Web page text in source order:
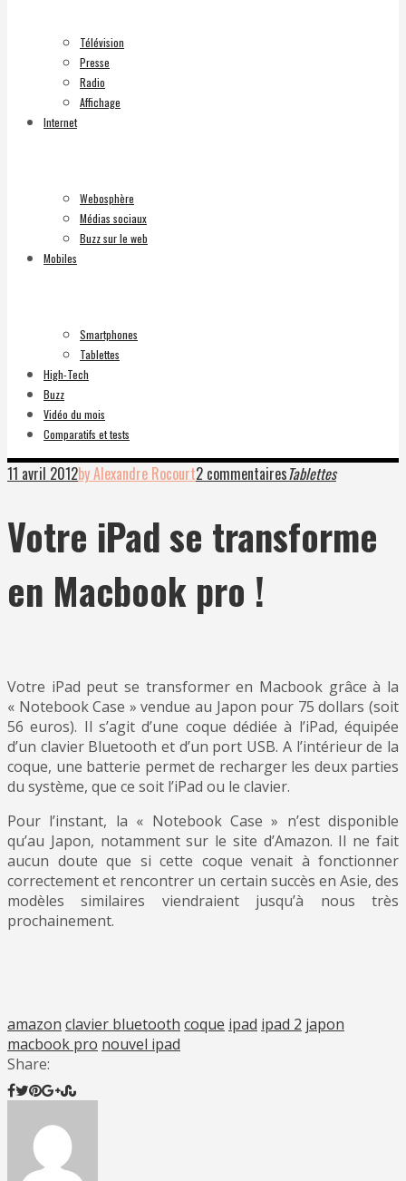
Télévision
Presse
Radio
Affichage
Internet
Webosphère
Médias sociaux
Buzz sur le web
Mobiles
Smartphones
Tablettes
High-Tech
Buzz
Vidéo du mois
Comparatifs et tests
11 avril 2012by Alexandre Rocourt2 commentairesTablettes
Votre iPad se transforme
en Macbook pro !
Votre iPad peut se transformer en Macbook grâce à la
« Notebook Case » vendue au Japon pour 75 dollars (soit
56 euros). Il s’agit d’une coque dédiée à l’iPad, équipée
d’un clavier Bluetooth et d’un port USB. A l’intérieur de la
coque, une batterie permet de recharger les deux parties
du système, que ce soit l’iPad ou le clavier.
Pour l’instant, la « Notebook Case » n’est disponible
qu’au Japon, notamment sur le site d’Amazon. Il ne fait
aucun doute que si cette coque venait à fonctionner
correctement et rencontrer un certain succès en Asie, des
modèles similaires viendraient jusqu’à nous très
prochainement.
amazon clavier bluetooth coque ipad ipad 2 japon
macbook pro nouvel ipad
Share: